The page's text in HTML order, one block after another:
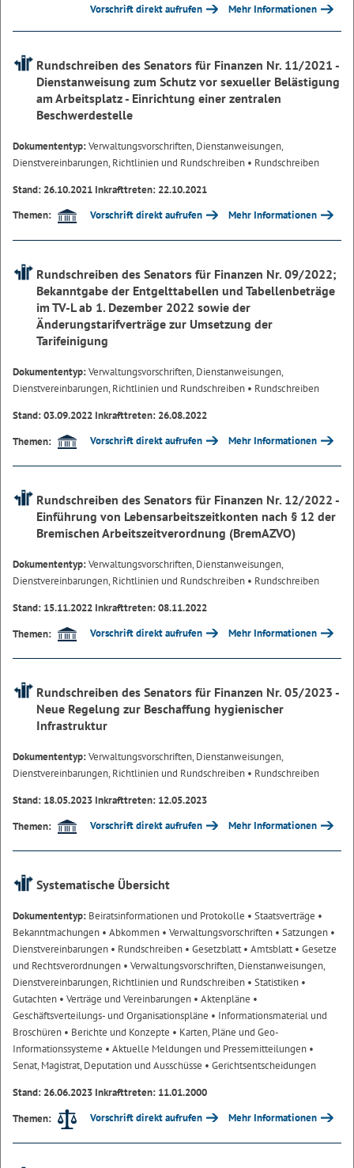
Vorschrift direkt aufrufen Mehr Informationen
Rundschreiben des Senators für Finanzen Nr. 11/2021 -
Dienstanweisung zum Schutz vor sexueller Belästigung
am Arbeitsplatz - Einrichtung einer zentralen
Beschwerdestelle
Dokumententyp:Verwaltungsvorschriften, Dienstanweisungen,
Dienstvereinbarungen, Richtlinien und Rundschreiben • Rundschreiben
Stand: 26.10.2021 Inkrafttreten: 22.10.2021
Themen:
Vorschrift direkt aufrufen Mehr Informationen
Rundschreiben des Senators für Finanzen Nr. 09/2022;
Bekanntgabe der Entgelttabellen und Tabellenbeträge
im TV-L ab 1. Dezember 2022 sowie der
Änderungstarifverträge zur Umsetzung der
Tarifeinigung
Dokumententyp:Verwaltungsvorschriften, Dienstanweisungen,
Dienstvereinbarungen, Richtlinien und Rundschreiben • Rundschreiben
Stand: 03.09.2022 Inkrafttreten: 26.08.2022
Themen:
Vorschrift direkt aufrufen Mehr Informationen
Rundschreiben des Senators für Finanzen Nr. 12/2022 -
Einführung von Lebensarbeitszeitkonten nach § 12 der
Bremischen Arbeitszeitverordnung (BremAZVO)
Dokumententyp:Verwaltungsvorschriften, Dienstanweisungen,
Dienstvereinbarungen, Richtlinien und Rundschreiben • Rundschreiben
Stand: 15.11.2022 Inkrafttreten: 08.11.2022
Themen:
Vorschrift direkt aufrufen Mehr Informationen
Rundschreiben des Senators für Finanzen Nr. 05/2023 -
Neue Regelung zur Beschaffung hygienischer
Infrastruktur
Dokumententyp:Verwaltungsvorschriften, Dienstanweisungen,
Dienstvereinbarungen, Richtlinien und Rundschreiben • Rundschreiben
Stand: 18.05.2023 Inkrafttreten: 12.05.2023
Themen:
Vorschrift direkt aufrufen Mehr Informationen
Systematische Übersicht
Dokumententyp: Beiratsinformationen und Protokolle • Staatsverträge •
Bekanntmachungen • Abkommen • Verwaltungsvorschriften • Satzungen •
Dienstvereinbarungen • Rundschreiben • Gesetzblatt• Amtsblatt• Gesetze
und Rechtsverordnungen • Verwaltungsvorschriften, Dienstanweisungen,
Dienstvereinbarungen, Richtlinien und Rundschreiben • Statistiken •
Gutachten • Verträge und Vereinbarungen • Aktenpläne •
Geschäftsverteilungs- und Organisationspläne • Informationsmaterial und
Broschüren • Berichte und Konzepte • Karten, Pläne und Geo-
Informationssysteme • Aktuelle Meldungen und Pressemitteilungen •
Senat, Magistrat, Deputation und Ausschüsse • Gerichtsentscheidungen
Stand: 26.06.2023 Inkrafttreten: 11.01.2000
Themen:
Vorschrift direkt aufrufen Mehr Informationen